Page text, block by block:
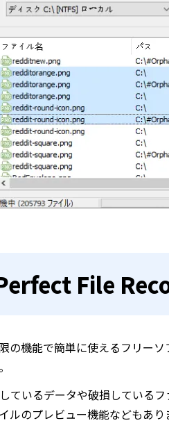
File
機能で簡単に使えるフリー
ているデータや破損している
ルのプレビュー機能などもあり